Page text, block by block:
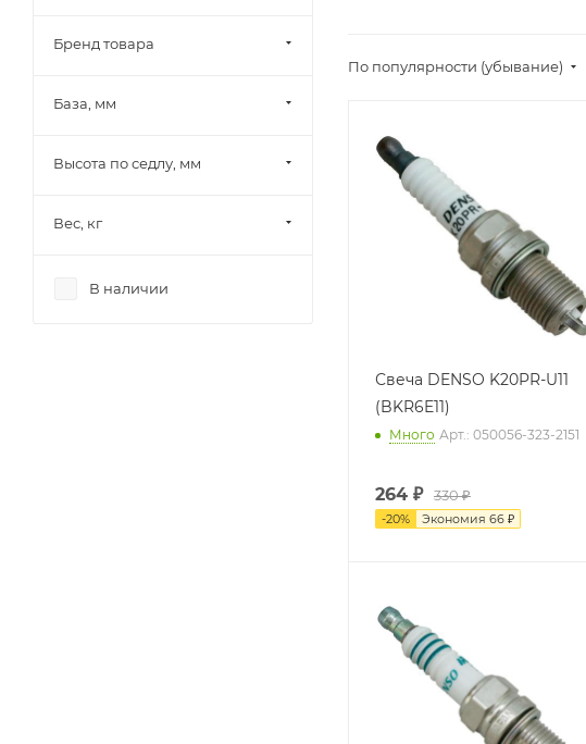
По популярности (убывание)
Свеча DENSO K20PR-U11
(BKR6E11)
Много Арт.: 050056-323-2151
264 ₽ 330 ₽
-20% Экономия 66 ₽
Бренд товара
База, мм
Высота по седлу, мм
Вес, кг
В наличии